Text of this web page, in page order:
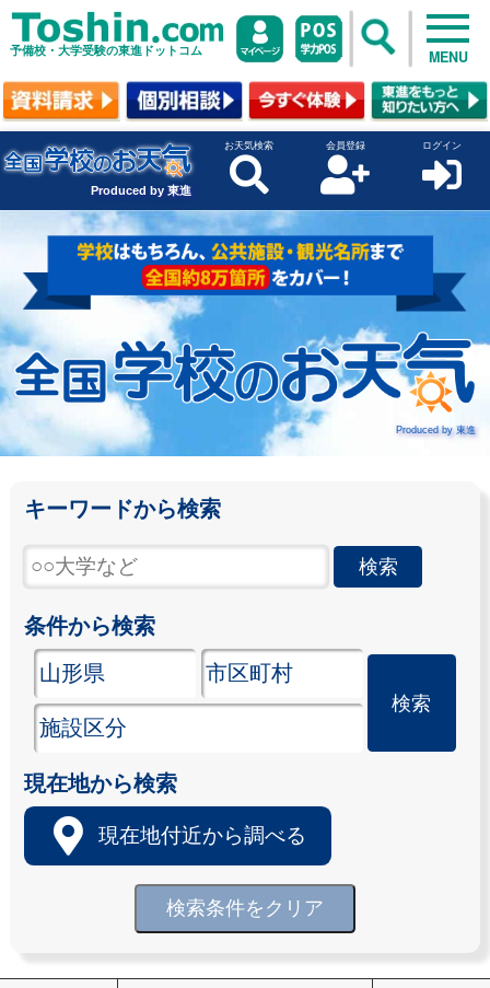
予備校・大学受験の東進ドットコム MENU
Produced by 東進
お天気検索 会員登録 ログイン
Produced by 東進
キーワードから検索
条件から検索
現在地から検索
現在地付近から調べる
検索条件をクリア